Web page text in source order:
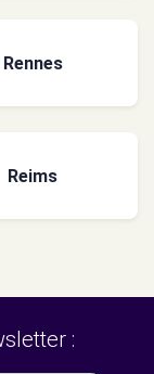
Rennes
Reims
: